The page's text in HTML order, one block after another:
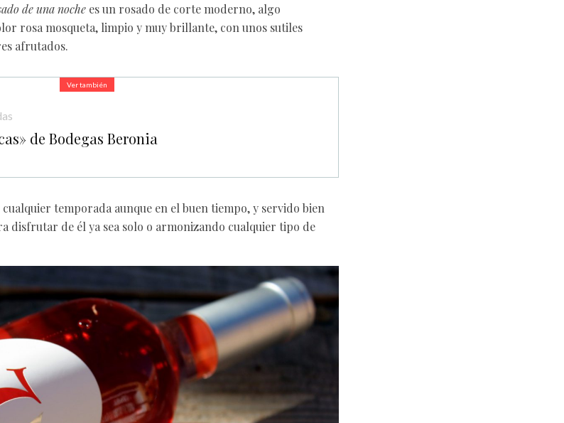
de una noche es un rosado de corte moderno, algo
rosa mosqueta, limpio y muy brillante, con unos sutiles
afrutados.
Ver también
de Bodegas Beronia
temporada aunque en el buen tiempo, y servido bien
disfrutar de él ya sea solo o armonizando cualquier tipo de